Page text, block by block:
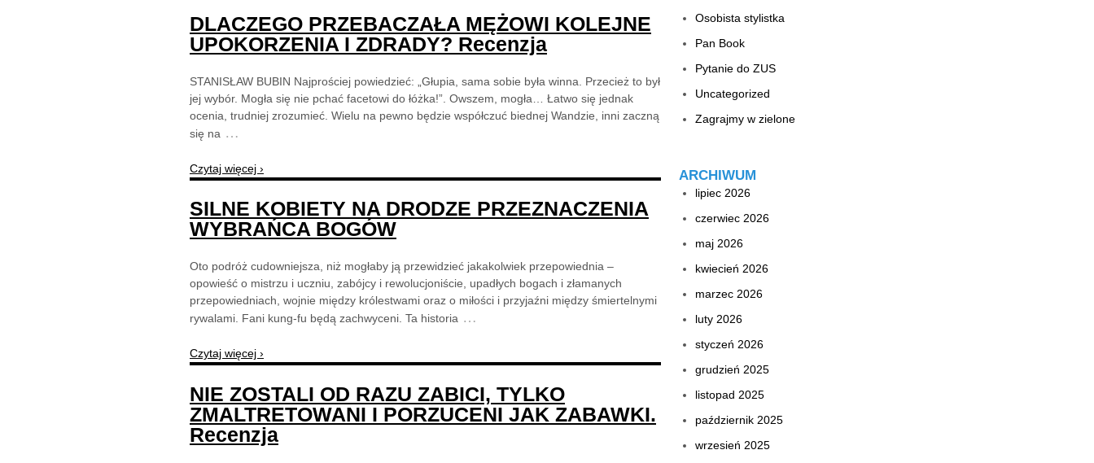
DLACZEGO PRZEBACZAŁA MĘŻOWI KOLEJNE
UPOKORZENIA I ZDRADY? Recenzja
STANISŁAW BUBIN Najprościej powiedzieć: „Głupia, sama sobie była winna. Przecież to był
jej wybór. Mogła się nie pchać facetowi do łóżka!”. Owszem, mogła… Łatwo się jednak
ocenia, trudniej zrozumieć. Wielu na pewno będzie współczuć biednej Wandzie, inni zaczną
się na …
Czytaj więcej ›
SILNE KOBIETY NA DRODZE PRZEZNACZENIA
WYBRAŃCA BOGÓW
Oto podróż cudowniejsza, niż mogłaby ją przewidzieć jakakolwiek przepowiednia –
opowieść o mistrzu i uczniu, zabójcy i rewolucjoniście, upadłych bogach i złamanych
przepowiedniach, wojnie między królestwami oraz o miłości i przyjaźni między śmiertelnymi
rywalami. Fani kung-fu będą zachwyceni. Ta historia …
Czytaj więcej ›
NIE ZOSTALI OD RAZU ZABICI, TYLKO
ZMALTRETOWANI I PORZUCENI JAK ZABAWKI.
Recenzja
Osobista stylistka
Pan Book
Pytanie do ZUS
Uncategorized
Zagrajmy w zielone
ARCHIWUM
lipiec 2026
czerwiec 2026
maj 2026
kwiecień 2026
marzec 2026
luty 2026
styczeń 2026
grudzień 2025
listopad 2025
październik 2025
wrzesień 2025